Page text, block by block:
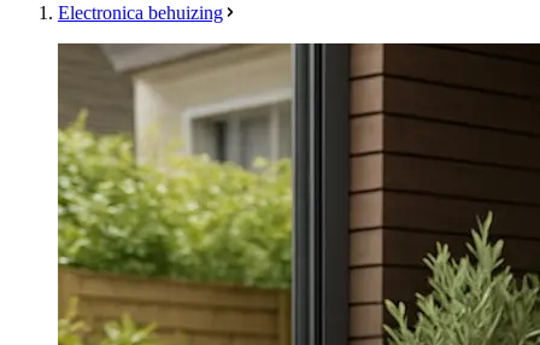
Electronica behuizing